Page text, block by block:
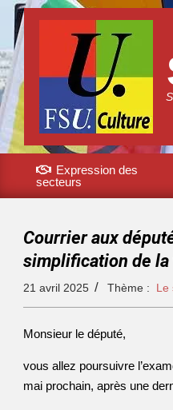
Expression des
secteurs
Courrier aux
simplification de
21 avril 2025 Thème : Le
Monsieur le député,
vous allez poursuivre
mai prochain, après une